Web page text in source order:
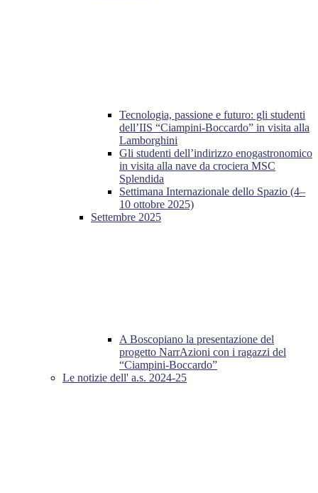
Tecnologia, passione e futuro: gli studenti
dell’IIS “Ciampini-Boccardo” in visita alla
Lamborghini
Gli studenti dell’indirizzo enogastronomico
in visita alla nave da crociera MSC
Splendida
Settimana Internazionale dello Spazio (4–
10 ottobre 2025)
Settembre 2025
A Boscopiano la presentazione del
progetto NarrAzioni con i ragazzi del
“Ciampini-Boccardo”
Le notizie dell' a.s. 2024-25